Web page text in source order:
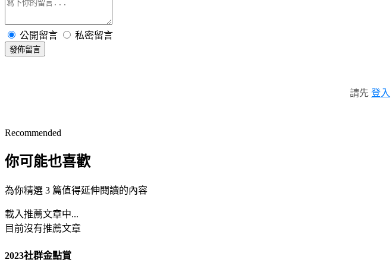
公開留言 私密留言
發佈留言
請先 登入
Recommended
你可能也喜歡
為你精選 3 篇值得延伸閱讀的內容
載入推薦文章中...
目前沒有推薦文章
2023社群金點賞